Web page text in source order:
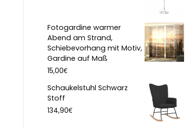
Fotogardine warmer
Abend am Strand,
Schiebevorhang mit Motiv,
Gardine auf Maß
15,00€
Schaukelstuhl Schwarz
Stoff
134,90€